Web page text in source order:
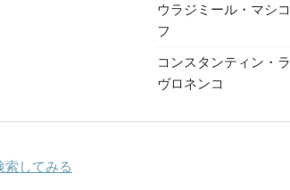
ウラジミール・マシコ
フ
コンスタンティン・ラ
ヴロネンコ
索してみる